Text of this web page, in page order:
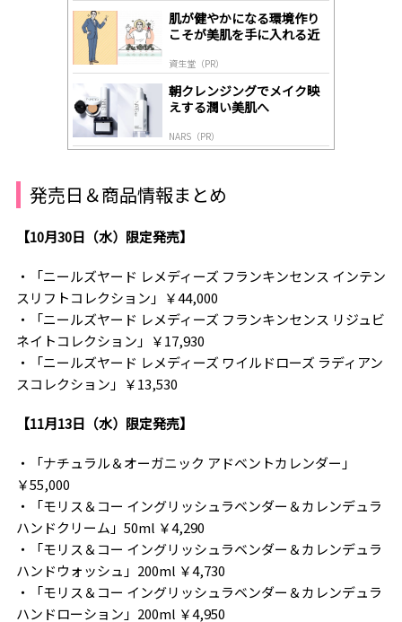
肌が健やかになる環境作り
こそが美肌を手に入れる近
資生堂（PR）
朝クレンジングでメイク映
えする潤い美肌へ
NARS（PR）
発売日＆商品情報まとめ
【10月30日（水）限定発売】
・「ニールズヤード レメディーズ フランキンセンス インテン
スリフトコレクション」￥44,000
・「ニールズヤード レメディーズ フランキンセンス リジュビ
ネイトコレクション」￥17,930
・「ニールズヤード レメディーズ ワイルドローズ ラディアン
スコレクション」￥13,530
【11月13日（水）限定発売】
・「ナチュラル＆オーガニック アドベントカレンダー」
￥55,000
・「モリス＆コー イングリッシュラベンダー＆カレンデュラ
ハンドクリーム」50ml ￥4,290
・「モリス＆コー イングリッシュラベンダー＆カレンデュラ
ハンドウォッシュ」200ml ￥4,730
・「モリス＆コー イングリッシュラベンダー＆カレンデュラ
ハンドローション」200ml ￥4,950